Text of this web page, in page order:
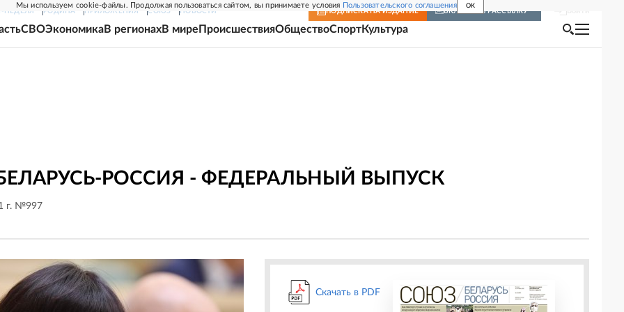
Мы используем cookie-файлы. Продолжая пользоваться сайтом, вы принимаете условия Пользовательского соглашения OK
НЕДЕЛЯ РОДИНА ПРИЛОЖЕНИЯ СОЮЗ НОВОСТИ ПОДПИСКА НА ИЗДАНИЕ ВКЛЮЧИТЬ РАССЫЛКУ
СВОЭкономикаВ регионахВ мире ПроисшествияОбществоСпортКультура
РОССИЯ - ФЕДЕРАЛЬНЫЙ ВЫПУСК
г. №997
Скачать в PDF